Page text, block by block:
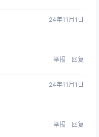
24年11月1日
举报 回复
24年11月1日
举报 回复